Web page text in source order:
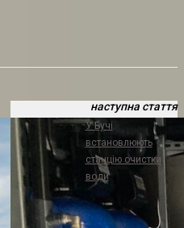
наступна стаття
У Бучі
встановлюють
станцію очистки
води